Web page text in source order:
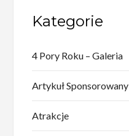
Kategorie
4 Pory Roku – Galeria
Artykuł Sponsorowany
Atrakcje